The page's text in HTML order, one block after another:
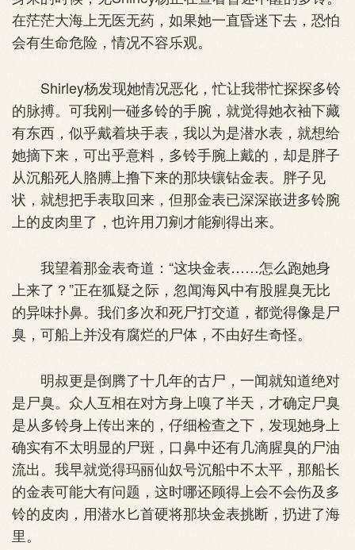
在茫茫大海上无医无药，如果她一直昏迷下去，恐怕
会有生命危险，情况不容乐观。
Shirley杨发现她情况恶化，忙让我带忙探探多铃
的脉搏。可我刚一碰多铃的手腕，就觉得她衣袖下藏
有东西，似乎戴着块手表，我以为是潜水表，就想给
她摘下来，可出乎意料，多铃手腕上戴的，却是胖子
从沉船死人胳膊上撸下来的那块镶钻金表。胖子见
状，就想把手表取回来，但那金表已深深嵌进多铃腕
上的皮肉里了，也许用刀剜才能剜得出来。
我望着那金表奇道：“这块金表……怎么跑她身
上来了？”正在狐疑之际，忽闻海风中有股腥臭无比
的异味扑鼻。我们多次和死尸打交道，都觉得像是尸
臭，可船上并没有腐烂的尸体，不由好生奇怪。
明叔更是倒腾了十几年的古尸，一闻就知道绝对
是尸臭。众人互相在对方身上嗅了半天，才确定尸臭
是从多铃身上传出来的，仔细检查之下，发现她身上
确实有不太明显的尸斑，口鼻中还有几滴腥臭的尸油
流出。我早就觉得玛丽仙奴号沉船中不太平，那船长
的金表可能大有问题，这时哪还顾得上会不会伤及多
铃的皮肉，用潜水匕首硬将那块金表挑断，扔进了海
里。